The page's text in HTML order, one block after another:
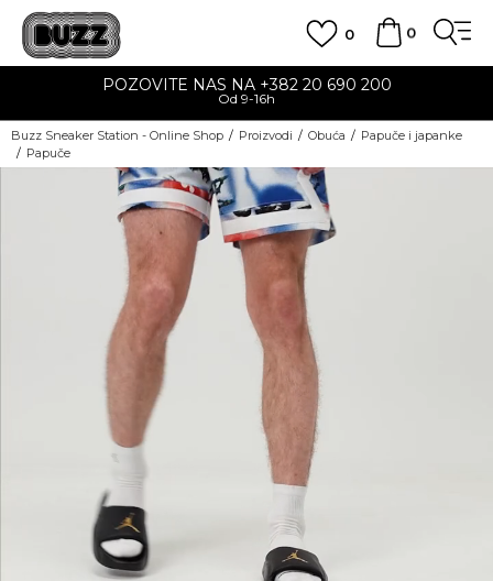
0
0
POZOVITE NAS NA +382 20 690 200
Od 9-16h
Buzz Sneaker Station - Online Shop Proizvodi Obuća
Papuče i japanke
Papuče